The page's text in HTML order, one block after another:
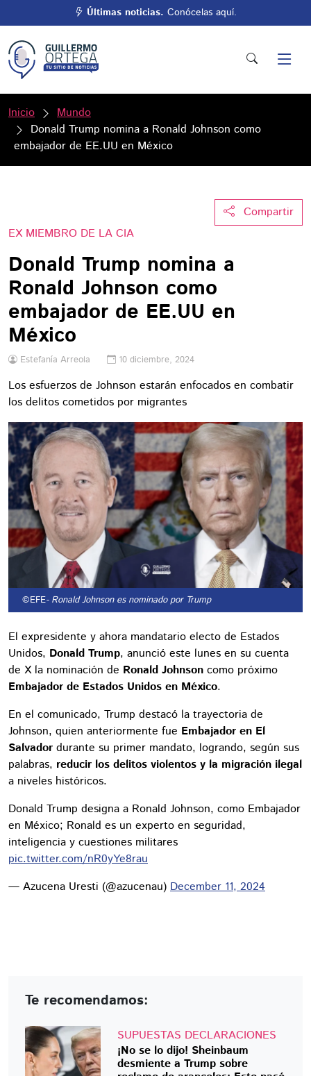
Últimas noticias. Conócelas aquí.
Inicio
Mundo
Donald Trump nomina a Ronald Johnson como
embajador de EE.UU en México
Compartir
EX MIEMBRO DE LA CIA
Donald Trump nomina a
Ronald Johnson como
embajador de EE.UU en
México
Estefanía Arreola 10 diciembre, 2024
Los esfuerzos de Johnson estarán enfocados en combatir
los delitos cometidos por migrantes
©EFE- Ronald Johnson es nominado por Trump
El expresidente y ahora mandatario electo de Estados
Unidos, Donald Trump, anunció este lunes en su cuenta
de X la nominación de Ronald Johnson como próximo
Embajador de Estados Unidos en México.
En el comunicado, Trump destacó la trayectoria de
Johnson, quien anteriormente fue Embajador en El
Salvador durante su primer mandato, logrando, según sus
palabras, reducir los delitos violentos y la migración ilegal
a niveles históricos.
Donald Trump designa a Ronald Johnson, como Embajador
en México; Ronald es un experto en seguridad,
inteligencia y cuestiones militares
pic.twitter.com/nR0yYe8rau
— Azucena Uresti (@azucenau) December 11, 2024
Te recomendamos:
SUPUESTAS DECLARACIONES
¡No se lo dijo! Sheinbaum
desmiente a Trump sobre